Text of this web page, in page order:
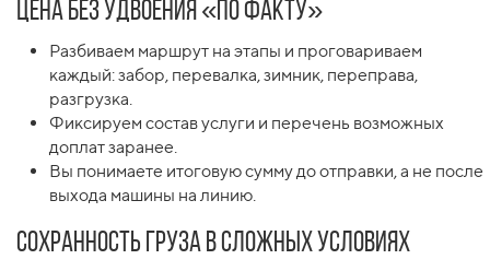
Цена без удвоения «по факту»
Разбиваем маршрут на этапы и проговариваем
каждый: забор, перевалка, зимник, переправа,
разгрузка.
Фиксируем состав услуги и перечень возможных
доплат заранее.
Вы понимаете итоговую сумму до отправки, а не после
выхода машины на линию.
Сохранность груза в сложных условиях